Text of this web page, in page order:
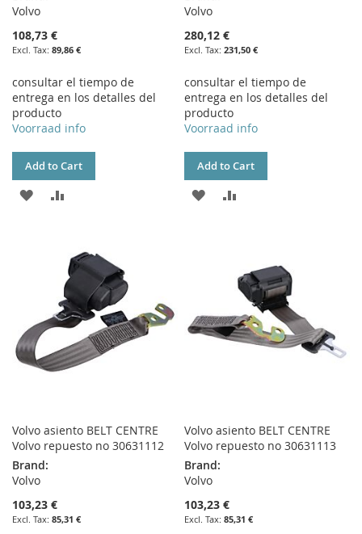
Volvo
108,73 €
89,86 €
consultar el tiempo de
entrega en los detalles del
producto
Voorraad info
Add to Cart
ADD
COMPARE
Volvo
280,12 €
231,50 €
consultar el tiempo de
entrega en los detalles del
producto
Voorraad info
Add to Cart
ADD
Volvo asiento BELT CENTRE
Volvo repuesto no 30631112
Brand:
Volvo
103,23 €
85,31 €
Volvo asiento BELT CENTRE
Volvo repuesto no 30631113
Brand:
Volvo
103,23 €
85,31 €